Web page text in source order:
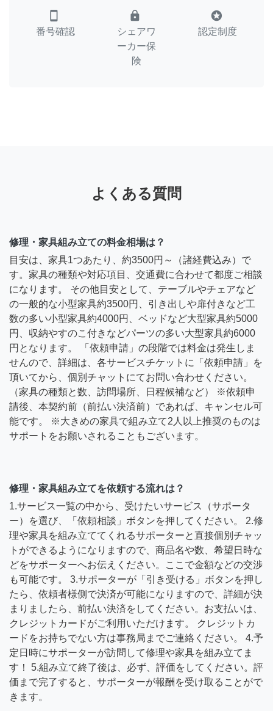
smartphone
番号確認
lock
シェアワ
ーカー保
険
stars
認定制度
よくある質問
修理・家具組み立ての料金相場は？
目安は、家具1つあたり、約3500円～（諸経費込み）で
す。家具の種類や対応項目、交通費に合わせて都度ご相談
になります。 その他目安として、テーブルやチェアなど
の一般的な小型家具約3500円、引き出しや扉付きなど工
数の多い小型家具約4000円、ベッドなど大型家具約5000
円、収納やすのこ付きなどパーツの多い大型家具約6000
円となります。 「依頼申請」の段階では料金は発生しま
せんので、詳細は、各サービスチケットに「依頼申請」を
頂いてから、個別チャットにてお問い合わせください。
（家具の種類と数、訪問場所、日程候補など） ※依頼申
請後、本契約前（前払い決済前）であれば、キャンセル可
能です。 ※大きめの家具で組み立て2人以上推奨のものは
サポートをお願いされることもございます。
修理・家具組み立てを依頼する流れは？
1.サービス一覧の中から、受けたいサービス（サポータ
ー）を選び、「依頼相談」ボタンを押してください。 2.修
理や家具を組み立ててくれるサポーターと直接個別チャッ
トができるようになりますので、商品名や数、希望日時な
どをサポーターへお伝えください。ここで金額などの交渉
も可能です。 3.サポーターが「引き受ける」ボタンを押し
たら、依頼者様側で決済が可能になりますので、詳細が決
まりましたら、前払い決済をしてください。お支払いは、
クレジットカードがご利用いただけます。 クレジットカ
ードをお持ちでない方は事務局までご連絡ください。 4.予
定日時にサポーターが訪問して修理や家具を組み立てま
す！ 5.組み立て終了後は、必ず、評価をしてください。評
価まで完了すると、サポーターが報酬を受け取ることがで
きます。